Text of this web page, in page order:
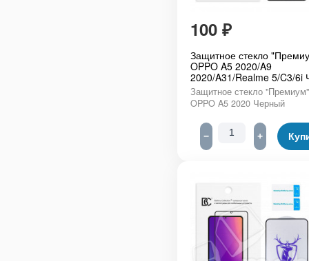
100 ₽
Защитное стекло
OPPO A5 2020/A9
2020/A31/Realme 5/C3/6i
Защитное стекло
OPPO A5 2020 Черный
− +